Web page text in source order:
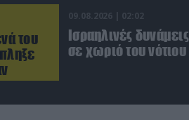
του
09.08.2026 | 02:02
Ισραηλινές
σε χωριό του